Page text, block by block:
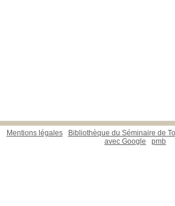
Mentions légales Bibliothèque du Séminaire de
avec Google
pmb